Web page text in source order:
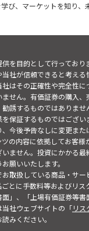
び、マーケットを知り、
を目的として行っており
社が信頼できると考え
はその正確性や完全性
せん。有価証券の購入、
誘するものではありま
保証するものではござ
今後予告なしに変更ま
の内容に依拠してお客
ません。投資にかかる
願いいたします。
取扱している商品・サ
とに手数料等およびリ
」、「上場有価証券等
社ウェブサイトの「リ
みください。